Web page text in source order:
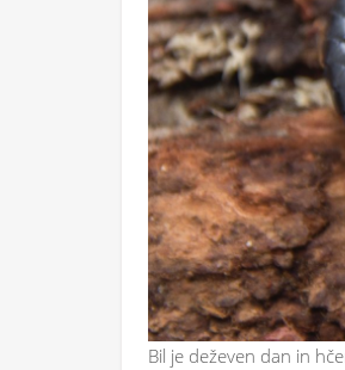
Bil je deževen dan in